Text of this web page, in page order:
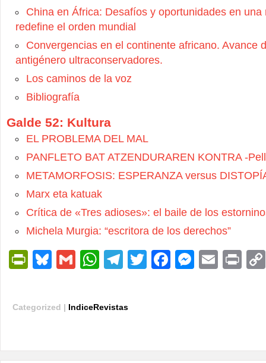
China en África: Desafíos y oportunidades en una
redefine el orden mundial
Convergencias en el continente africano. Avance
antigénero ultraconservadores.
Los caminos de la voz
Bibliografía
Galde 52: Kultura
EL PROBLEMA DEL MAL
PANFLETO BAT ATZENDURAREN KONTRA -
METAMORFOSIS: ESPERANZA versus
Marx eta katuak
Crítica de «Tres adioses»: el baile de los
Michela Murgia: “escritora de los derechos”
PrintFriendly
Bluesky
GmailWhatsApp
Telegram
TwitterFacebook
Email
Categorized | IndiceRevistas